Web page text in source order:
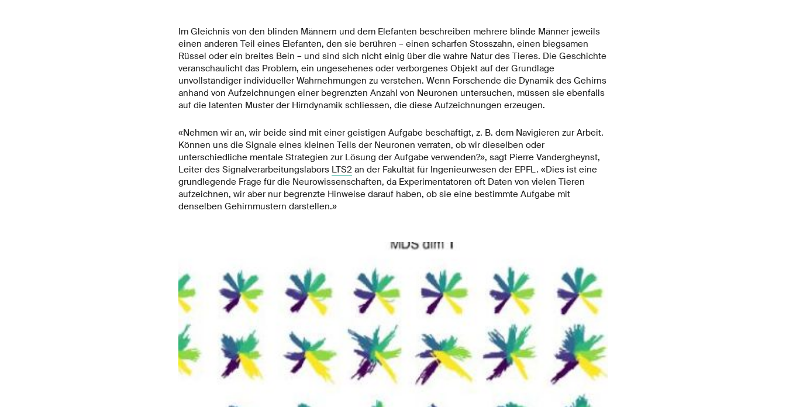
Im Gleichnis von den blinden Männern und dem Elefanten beschreiben mehrere blinde Männer jeweils
einen anderen Teil eines Elefanten, den sie berühren – einen scharfen Stosszahn, einen biegsamen
Rüssel oder ein breites Bein – und sind sich nicht einig über die wahre Natur des Tieres. Die Geschichte
veranschaulicht das Problem, ein ungesehenes oder verborgenes Objekt auf der Grundlage
unvollständiger individueller Wahrnehmungen zu verstehen. Wenn Forschende die Dynamik des Gehirns
anhand von Aufzeichnungen einer begrenzten Anzahl von Neuronen untersuchen, müssen sie ebenfalls
auf die latenten Muster der Hirndynamik schliessen, die diese Aufzeichnungen erzeugen.
«Nehmen wir an, wir beide sind mit einer geistigen Aufgabe beschäftigt, z. B. dem Navigieren zur Arbeit.
Können uns die Signale eines kleinen Teils der Neuronen verraten, ob wir dieselben oder
unterschiedliche mentale Strategien zur Lösung der Aufgabe verwenden?», sagt Pierre Vandergheynst,
Leiter des Signalverarbeitungslabors LTS2an der Fakultät für Ingenieurwesen der EPFL. «Dies ist eine
grundlegende Frage für die Neurowissenschaften, da Experimentatoren oft Daten von vielen Tieren
aufzeichnen, wir aber nur begrenzte Hinweise darauf haben, ob sie eine bestimmte Aufgabe mit
denselben Gehirnmustern darstellen.»